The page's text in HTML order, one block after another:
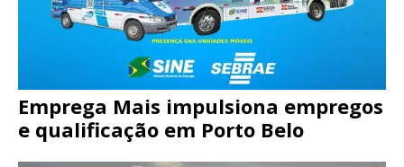
Emprega Mais impulsiona empregos
e qualificação em Porto Belo